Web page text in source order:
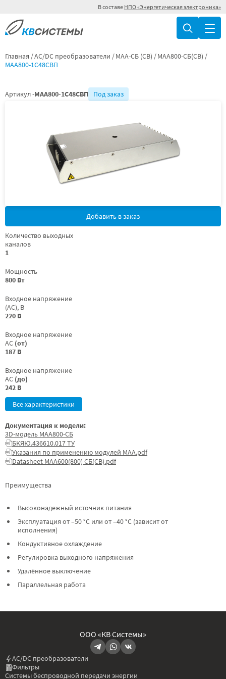
В составе НПО «Энергетическая электроника»
Главная AC/DC преобразователи МАА-СБ (СВ)
МАА800-СБ(СВ)
МАА800-1С48СВП
Артикул -МАА800-1С48СВП Под заказ
Добавить в заказ
Количество выходных
каналов
1
Мощность
800 Вт
Входное напряжение
(AC), В
220 В
Входное напряжение
AC (от)
187 В
Входное напряжение
AC (до)
242 В
Все характеристики
Преимущества
Высоконадежный источник питания
Эксплуатация от –50 °C или от –40 °C (зависит от
исполнения)
Кондуктивное охлаждение
Регулировка выходного напряжения
Удалённое выключение
Параллельная работа
Документация к модели:
3D-модель МАА800-СБ
БКЯЮ.436610.017 ТУ
Указания по применению модулей МАА.pdf
Datasheet МАА600(800) СБ(СВ).pdf
ООО «КВ Системы»
AC/DC преобразователи
Фильтры
Системы беспроводной передачи энергии